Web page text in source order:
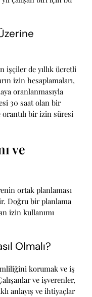
işçiler de yıllık ücretli
izin hesaplamaları,
oranlanmasıyla
30 saat olan bir
orantılı bir izin süresi
ve
ortak planlaması
Doğru bir planlama
izin kullanımı
Olmalı?
korumak ve iş
ve işverenler,
anlayış ve ihtiyaçlar